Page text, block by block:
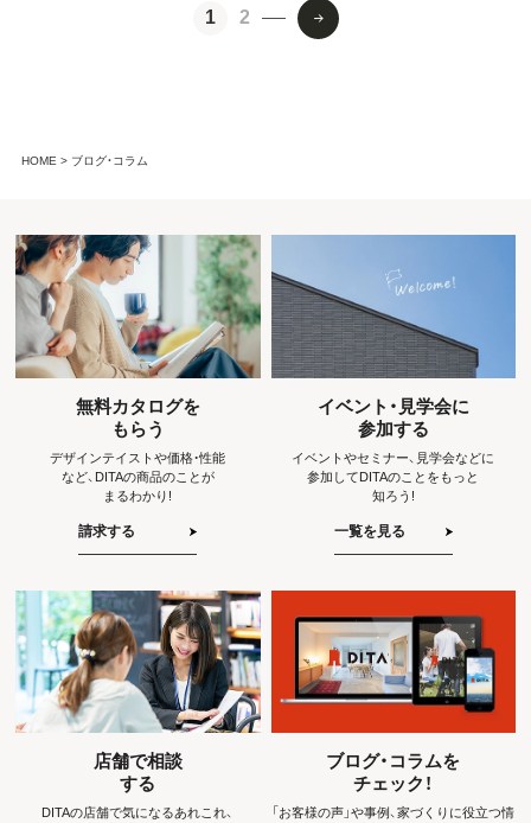
HOME ブログ・コラム
1 2
無料カタログを
もらう
デザインテイストや価格・性能
など、 DITAの商品のことが
まるわかり!
請求する
イベント・見学会に
参加する
イベントやセミナー、見学会などに
参加してDITAのことをもっと
知ろう!
一覧を見る
店舗で相談
する
DITAの店舗で気になるあれこれ、
ブログ・コラムを
チェック！
「お客様の声」や事例、家づくりに役立つ情